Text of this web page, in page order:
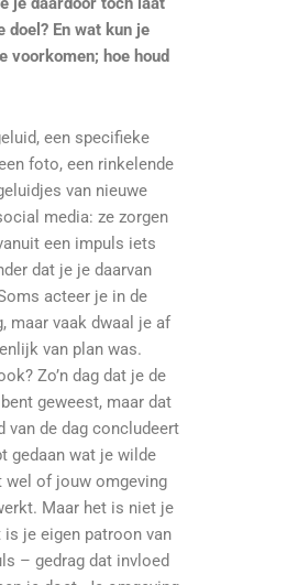
doel? En wat kun je
voorkomen; hoe houd
een specifieke
foto, een rinkelende
van nieuwe
media: ze zorgen
een impuls iets
dat je je daarvan
acteer je in de
maar vaak dwaal je af
van plan was.
Zo’n dag dat je de
geweest, maar dat
van de dag concludeert
gedaan wat je wilde
wel of jouw omgeving
Maar het is niet je
is je eigen patroon van
– gedrag dat invloed